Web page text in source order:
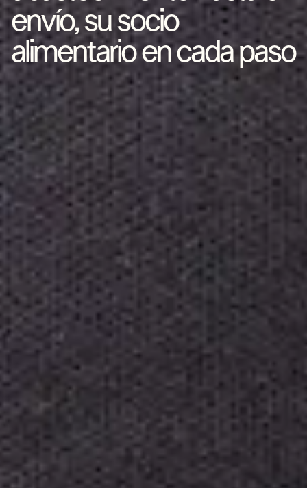
envío, su socio
alimentario en cada paso